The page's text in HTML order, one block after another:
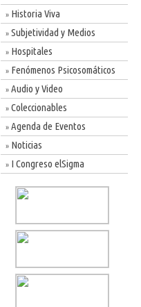
» Historia Viva
» Subjetividad y Medios
» Hospitales
» Fenómenos Psicosomáticos
» Audio y Video
» Coleccionables
» Agenda de Eventos
» Noticias
» I Congreso elSigma